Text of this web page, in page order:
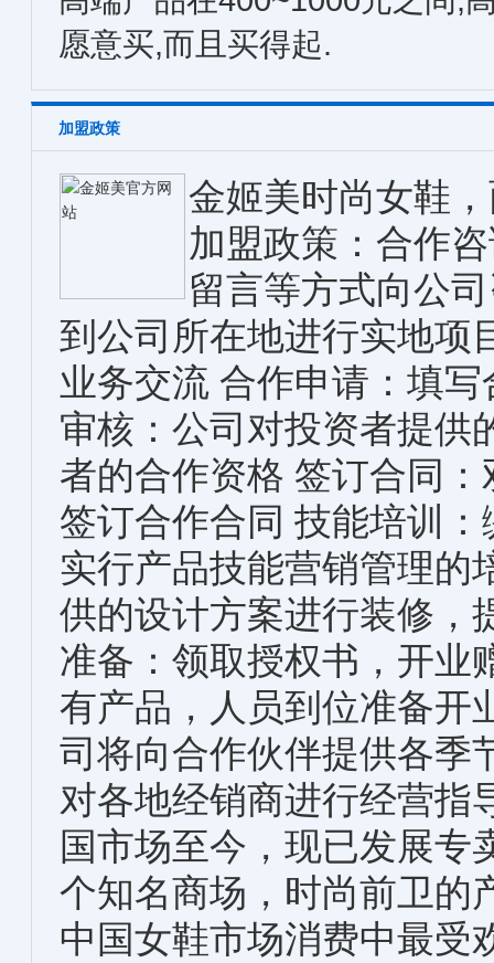
愿意买,而且买得起.
加盟政策
金姬美时尚女鞋
加盟政策：合作
留言等方式向公
到公司所在地进行实地项
业务交流 合作申请：填
审核：公司对投资者提供
者的合作资格 签订合同
签订合作合同 技能培训
实行产品技能营销管理的
供的设计方案进行装修，
准备：领取授权书，开业
有产品，人员到位准备开
司将向合作伙伴提供各季
对各地经销商进行经营指
国市场至今，现已发展专
个知名商场，时尚前卫的
中国女鞋市场消费中最受